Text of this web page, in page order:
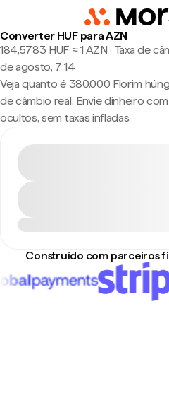
Converter HUF para AZN
184,5783 HUF ≈ 1 AZN · Taxa de
de agosto, 7:14
Veja quanto é 380.000 Florim
de câmbio real. Envie dinheiro
ocultos, sem taxas infladas.
Construído com parceiros